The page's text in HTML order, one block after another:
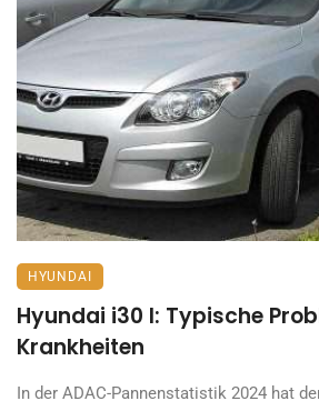
HYUNDAI
Hyundai i30 I: Typische
Krankheiten
In der ADAC-Pannenstatistik 2024 hat